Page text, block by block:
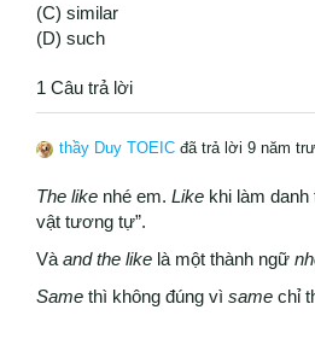
(C) similar
(D) such
1 Câu trả lời
thầy Duy TOEIC đã trả lời 9 năm
The like nhé em. Like khi làm
vật tương tự”.
Và and the like là một thành ngữ
Same thì không đúng vì same chỉ